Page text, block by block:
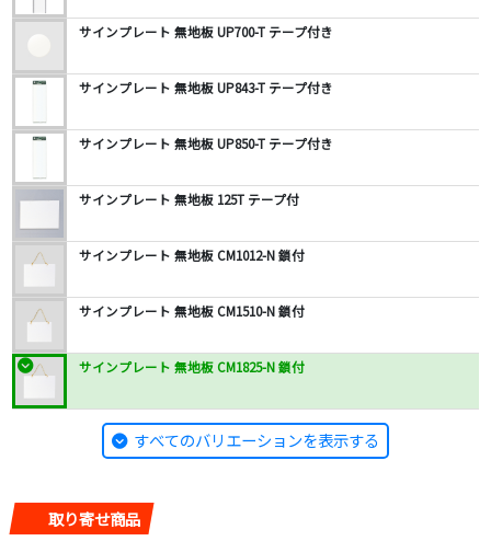
サインプレート 無地板 UP700-T テープ付き
サインプレート 無地板 UP843-T テープ付き
サインプレート 無地板 UP850-T テープ付き
サインプレート 無地板 125T テープ付
サインプレート 無地板 CM1012-N 鎖付
サインプレート 無地板 CM1510-N 鎖付
サインプレート 無地板 CM1825-N 鎖付
すべてのバリエーションを表示する
取り寄せ商品